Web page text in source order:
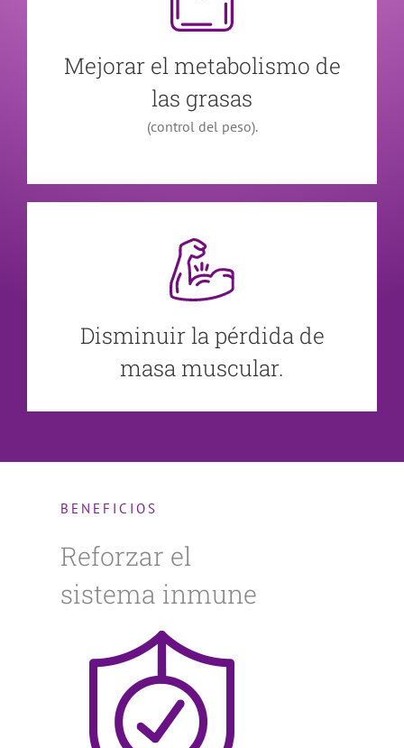
Mejorar el metabolismo de
las grasas
(control del peso).
Disminuir la pérdida de
masa muscular.
BENEFICIOS
Reforzar el
sistema inmune